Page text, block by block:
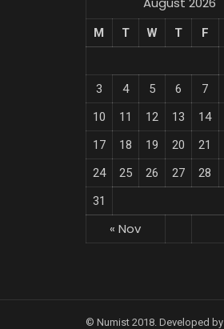
M T W T F
« Nov
3
4 5 6 7
10
11 12 13 14
17
18 19 20 21
24
25 26 27 28
31
© Numist 2018. Developed by